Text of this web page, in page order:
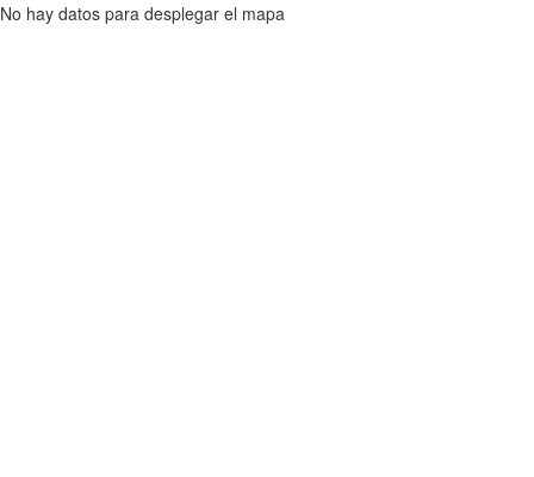
No hay datos para desplegar el mapa